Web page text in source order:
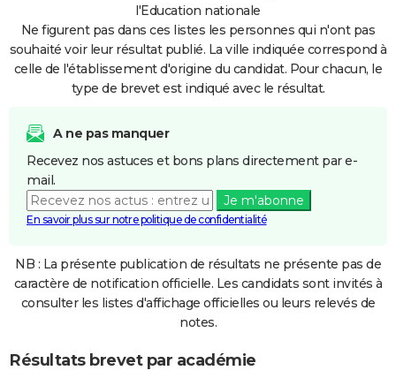
l'Education nationale
Ne figurent pas dans ces listes les personnes qui n'ont pas
souhaité voir leur résultat publié. La ville indiquée correspond à
celle de l'établissement d'origine du candidat. Pour chacun, le
type de brevet est indiqué avec le résultat.
A ne pas manquer
Recevez nos astuces et bons plans directement par e-
mail.
Je m'abonne
En savoir plus sur notre politique de confidentialité
NB : La présente publication de résultats ne présente pas de
caractère de notification officielle. Les candidats sont invités à
consulter les listes d'affichage officielles ou leurs relevés de
notes.
Résultats brevet par académie